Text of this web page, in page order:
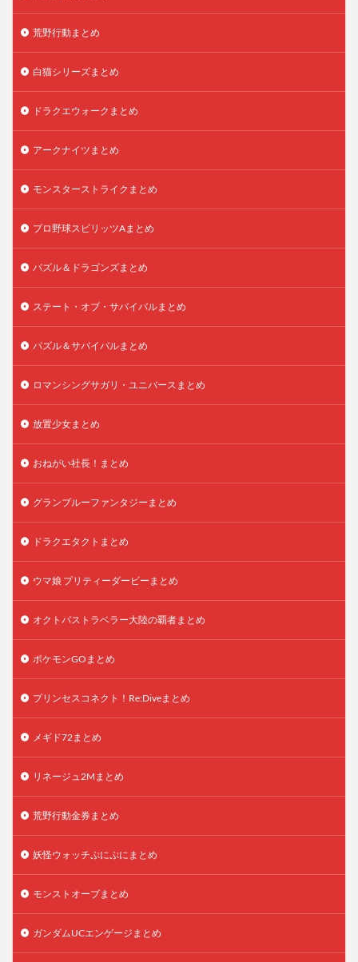
荒野行動まとめ
白猫シリーズまとめ
ドラクエウォークまとめ
アークナイツまとめ
モンスターストライクまとめ
プロ野球スピリッツAまとめ
パズル＆ドラゴンズまとめ
ステート・オブ・サバイバルまとめ
パズル＆サバイバルまとめ
ロマンシングサガリ・ユニバースまとめ
放置少女まとめ
おねがい社長！まとめ
グランブルーファンタジーまとめ
ドラクエタクトまとめ
ウマ娘 プリティーダービーまとめ
オクトパストラベラー大陸の覇者まとめ
ポケモンGOまとめ
プリンセスコネクト！Re:Diveまとめ
メギド72まとめ
リネージュ2Mまとめ
荒野行動金券まとめ
妖怪ウォッチぷにぷにまとめ
モンストオーブまとめ
ガンダムUCエンゲージまとめ